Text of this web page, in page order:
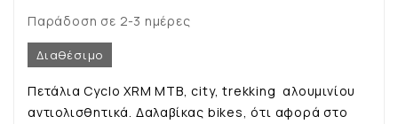
Παράδοση σε 2-3 ημέρες
Διαθέσιμο
Πετάλια Cyclo XRM ΜΤB, city, trekking αλουμινίου
αντιολισθητικά. Δαλαβίκας bikes, ότι αφορά στο